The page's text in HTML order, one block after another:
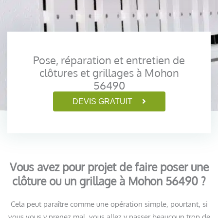
Pose, réparation et entretien de
clôtures et grillages à Mohon
56490
DEVIS GRATUIT
Vous avez pour projet de faire poser une
clôture ou un grillage à Mohon 56490 ?
Cela peut paraître comme une opération simple, pourtant, si